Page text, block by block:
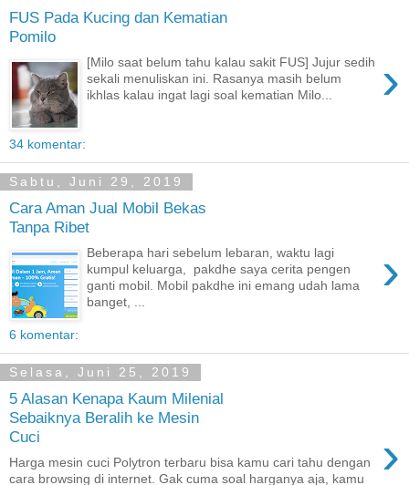
FUS Pada Kucing dan Kematian
Pomilo
›
[Milo saat belum tahu kalau sakit FUS] Jujur sedih
sekali menuliskan ini. Rasanya masih belum
ikhlas kalau ingat lagi soal kematian Milo...
34 komentar:
Sabtu, Juni 29, 2019
Cara Aman Jual Mobil Bekas
Tanpa Ribet
›
Beberapa hari sebelum lebaran, waktu lagi
kumpul keluarga, pakdhe saya cerita pengen
ganti mobil. Mobil pakdhe ini emang udah lama
banget, ...
6 komentar:
Selasa, Juni 25, 2019
5 Alasan Kenapa Kaum Milenial
Sebaiknya Beralih ke Mesin
Cuci
›
Harga mesin cuci Polytron terbaru bisa kamu cari tahu dengan
cara browsing di internet. Gak cuma soal harganya aja, kamu